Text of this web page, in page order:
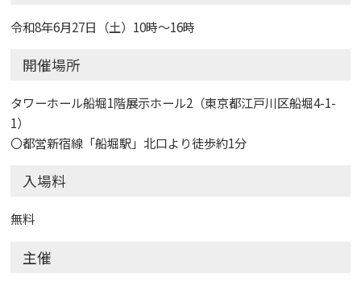
令和8年6月27日（土）10時～16時
開催場所
タワーホール船堀1階展示ホール2（東京都江戸川区船堀4-1-
1）
〇都営新宿線「船堀駅」北口より徒歩約1分
入場料
無料
主催